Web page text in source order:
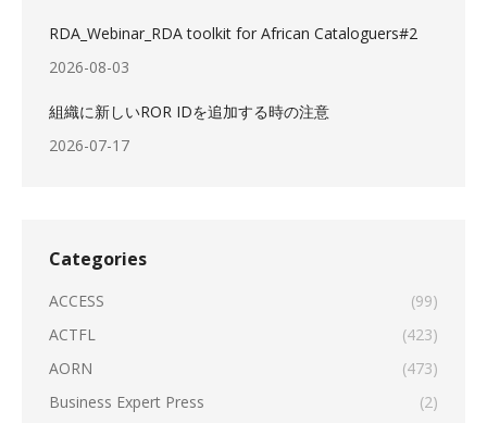
RDA_Webinar_RDA toolkit for African Cataloguers#2
2026-08-03
組織に新しいROR IDを追加する時の注意
2026-07-17
Categories
ACCESS
(99)
ACTFL
(423)
AORN
(473)
Business Expert Press
(2)